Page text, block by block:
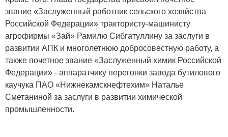
звание «Заслуженный работник сельского хозяйства
Российской Федерации» трактористу-машинисту
агрофирмы «Зай» Рамилю Сибгатуллину за заслуги в
развитии АПК и многолетнюю добросовестную работу, а
также почетное звание «Заслуженный химик Российской
Федерации» - аппаратчику перегонки завода бутилового
каучука ПАО «Нижнекамскнефтехим» Наталье
Сметаниной за заслуги в развитии химической
промышленности.